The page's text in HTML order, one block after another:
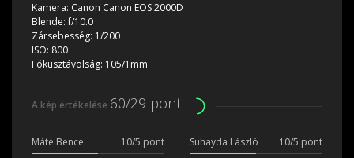
Kamera: Canon Canon EOS 2000D
Blende:f/10.0
Zársebesség: 1/200
ISO: 800
Fókusztávolság: 105/1mm
A kép értékelése 60/29 pont
Máté Bence 10/5 pont Suhayda László
10/5 pont